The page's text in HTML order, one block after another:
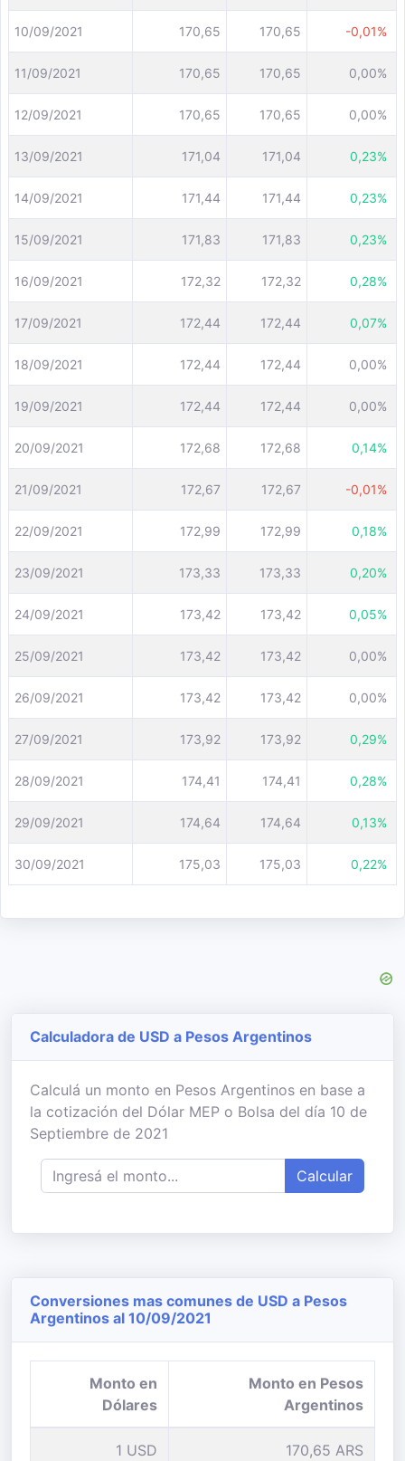
10/09/2021 170,65 170,65 -0,01%
11/09/2021 170,65 170,65 0,00%
12/09/2021 170,65 170,65 0,00%
13/09/2021 171,04 171,04 0,23%
14/09/2021 171,44 171,44 0,23%
15/09/2021 171,83 171,83 0,23%
16/09/2021 172,32 172,32 0,28%
17/09/2021 172,44 172,44 0,07%
18/09/2021 172,44 172,44 0,00%
19/09/2021 172,44 172,44 0,00%
20/09/2021 172,68 172,68 0,14%
21/09/2021 172,67 172,67 -0,01%
22/09/2021 172,99 172,99 0,18%
23/09/2021 173,33 173,33 0,20%
24/09/2021 173,42 173,42 0,05%
25/09/2021 173,42 173,42 0,00%
26/09/2021 173,42 173,42 0,00%
27/09/2021 173,92 173,92 0,29%
28/09/2021 174,41 174,41 0,28%
29/09/2021 174,64 174,64 0,13%
30/09/2021 175,03 175,03 0,22%
Calculadora de USD a Pesos Argentinos
Calculá un monto en Pesos Argentinos en base a
la cotización del Dólar MEP o Bolsa del día 10 de
Septiembre de 2021
Calcular
Conversiones mas comunes de USD a Pesos
Argentinos al 10/09/2021
Monto en
Dólares
Monto en Pesos
Argentinos
1 USD 170,65 ARS